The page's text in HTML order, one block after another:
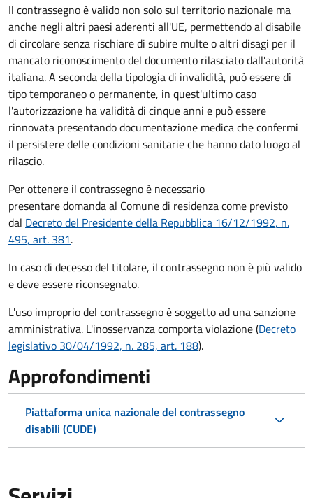
Il contrassegno è valido non solo sul territorio nazionale ma
anche negli altri paesi aderenti all'UE, permettendo al disabile
di circolare senza rischiare di subire multe o altri disagi per il
mancato riconoscimento del documento rilasciato dall'autorità
italiana. A seconda della tipologia di invalidità, può essere di
tipo temporaneo o permanente, in quest'ultimo caso
l'autorizzazione ha validità di cinque anni e può essere
rinnovata presentando documentazione medica che confermi
il persistere delle condizioni sanitarie che hanno dato luogo al
rilascio.
Per ottenere il contrassegno è necessario
presentare domanda al Comune di residenza come previsto
dal Decreto del Presidente della Repubblica 16/12/1992, n.
495, art. 381.
In caso di decesso del titolare, il contrassegno non è più valido
e deve essere riconsegnato.
L'uso improprio del contrassegno è soggetto ad una sanzione
amministrativa. L'inosservanza comporta violazione (Decreto
legislativo 30/04/1992, n. 285, art. 188).
Approfondimenti
Piattaforma unica nazionale del contrassegno
disabili (CUDE)